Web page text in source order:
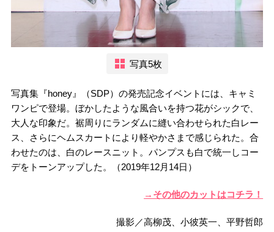
写真5枚
写真集『honey』（SDP）の発売記念イベントには、キャミ
ワンピで登場。ぼかしたような風合いを持つ花がシックで、
大人な印象だ。裾周りにランダムに縫い合わせられた白レー
ス、さらにヘムスカートにより軽やかさまで感じられた。合
わせたのは、白のレースニット。パンプスも白で統一しコー
デをトーンアップした。（2019年12月14日）
→その他のカットはコチラ！
撮影／高柳茂、小彼英一、平野哲郎